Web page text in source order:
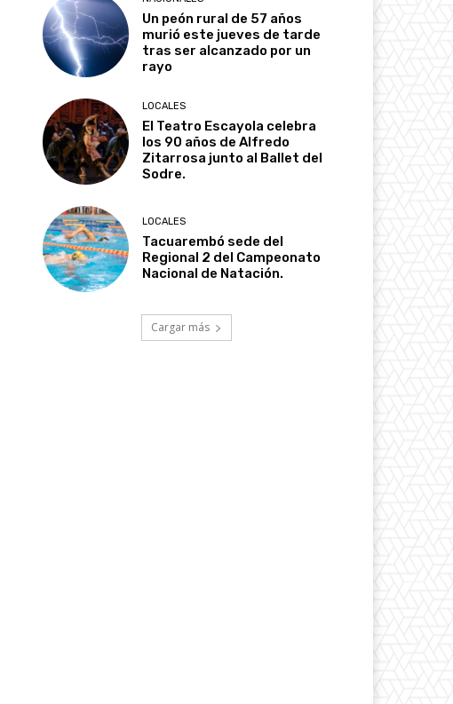
Un peón rural de 57 años
murió este jueves de tarde
tras ser alcanzado por un
rayo
LOCALES
El Teatro Escayola celebra
los 90 años de Alfredo
Zitarrosa junto al Ballet del
Sodre.
LOCALES
Tacuarembó sede del
Regional 2 del Campeonato
Nacional de Natación.
Cargar más